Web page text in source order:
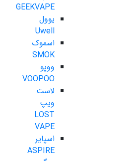
GEEKVAPE
یوول
Uwell
اسموک
SMOK
ووپو
VOOPOO
لاست
ویپ
LOST
VAPE
اسپایر
ASPIRE